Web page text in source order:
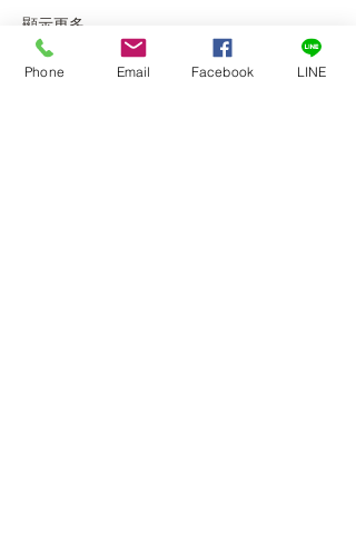
顯示更多
Phone Email Facebook LINE